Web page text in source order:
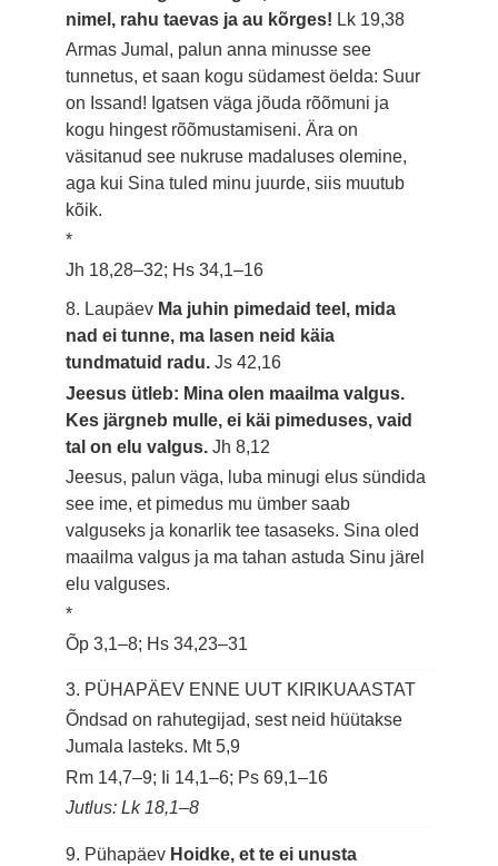
nimel, rahu taevas ja au kõrges! Lk 19,38
Armas Jumal, palun anna minusse see
tunnetus, et saan kogu südamest öelda: Suur
on Issand! Igatsen väga jõuda rõõmuni ja
kogu hingest rõõmustamiseni. Ära on
väsitanud see nukruse madaluses olemine,
aga kui Sina tuled minu juurde, siis muutub
kõik.
*
Jh 18,28–32; Hs 34,1–16
8. Laupäev Ma juhin pimedaid teel, mida
nad ei tunne, ma lasen neid käia
tundmatuid radu.Js 42,16
Jeesus ütleb: Mina olen maailma valgus.
Kes järgneb mulle, ei käi pimeduses, vaid
tal on elu valgus.Jh 8,12
Jeesus, palun väga, luba minugi elus sündida
see ime, et pimedus mu ümber saab
valguseks ja konarlik tee tasaseks. Sina oled
maailma valgus ja ma tahan astuda Sinu järel
elu valguses.
*
Õp 3,1–8; Hs 34,23–31
3. PÜHAPÄEV ENNE UUT KIRIKUAASTAT
Õndsad on rahutegijad, sest neid hüütakse
Jumala lasteks. Mt 5,9
Rm 14,7–9; Ii 14,1–6; Ps 69,1–16
Jutlus: Lk 18,1–8
9. Pühapäev Hoidke, et te ei unusta